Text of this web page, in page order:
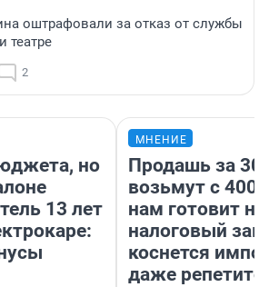
оштрафовали за отказ от службы
театре
2
но
13 лет
МНЕНИЕ
Продашь за
возьмут с
нам готовит
налоговый
коснется
даже